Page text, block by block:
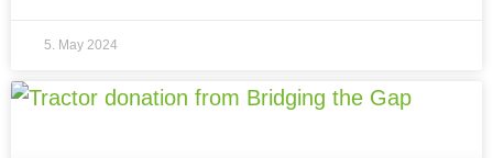
5. May 2024